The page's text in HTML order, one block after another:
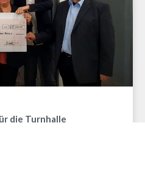
die Turnhalle